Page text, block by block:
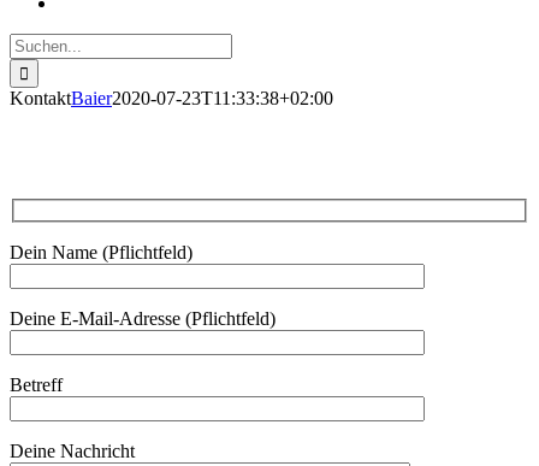
Suche
nach:
KontaktBaier2020-07-23T11:33:38+02:00
Dein Name (Pflichtfeld)
Deine E-Mail-Adresse (Pflichtfeld)
Betreff
Deine Nachricht